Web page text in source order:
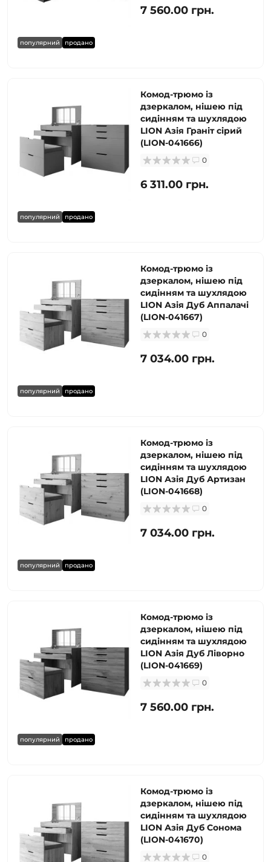
популярний продано
7 560.00 грн.
популярний продано
Комод-трюмо із
дзеркалом, нішею під
сидінням та шухлядою
LION Азія Граніт сірий
(LION-041666)
0
6 311.00 грн.
популярний продано
Комод-трюмо із
дзеркалом, нішею під
сидінням та шухлядою
LION Азія Дуб Аппалачі
(LION-041667)
0
7 034.00 грн.
популярний продано
Комод-трюмо із
дзеркалом, нішею під
сидінням та шухлядою
LION Азія Дуб Артизан
(LION-041668)
0
7 034.00 грн.
популярний продано
Комод-трюмо із
дзеркалом, нішею під
сидінням та шухлядою
LION Азія Дуб Ліворно
(LION-041669)
0
7 560.00 грн.
Комод-трюмо із
дзеркалом, нішею під
сидінням та шухлядою
LION Азія Дуб Сонома
(LION-041670)
0